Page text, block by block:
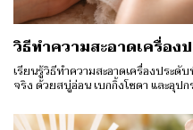
วิธีทำความสะอาดเครื่อง
เรียนรู้วิธีทำความสะอาดเครื่องประดั
จริง ด้วยสบู่อ่อน เบกกิ้งโซดา และอุป